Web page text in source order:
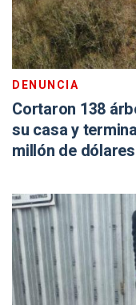
DENUNCIA
Cortaron 138
su casa y
millón de dólares